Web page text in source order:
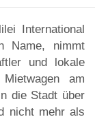
International
Name, nimmt
und lokale
am
die Stadt über
nicht mehr als